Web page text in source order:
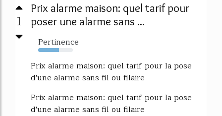
1
Prix alarme maison: quel tarif pour
poser une alarme sans ...
Pertinence
60%
Prix alarme maison: quel tarif pour la pose
d'une alarme sans fil ou filaire
Prix alarme maison: quel tarif pour la pose
d'une alarme sans fil ou filaire